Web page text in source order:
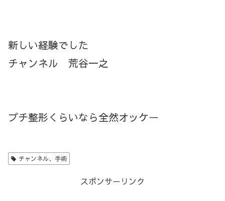
新しい経験でした
チャンネル 荒谷一之
プチ整形くらいなら全然オッケー
チャンネル、手術
スポンサーリンク